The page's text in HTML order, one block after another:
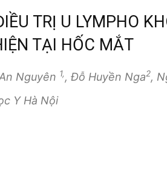
TRỊ U LYMPHO
TẠI HỐC MẮT
Nguyên 1,, Đỗ Huyền Nga2,
Y Hà Nội